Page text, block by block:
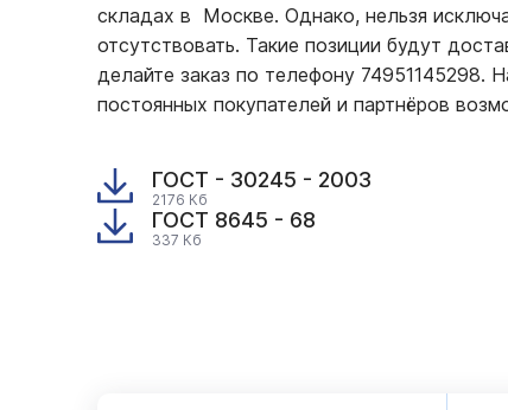
складах в Москве. Однако, нельзя
отсутствовать. Такие позиции будут
делайте заказ по телефону
постоянных покупателей и партнёров
ГОСТ - 30245 - 2003
2176 Кб
ГОСТ 8645 - 68
337 Кб